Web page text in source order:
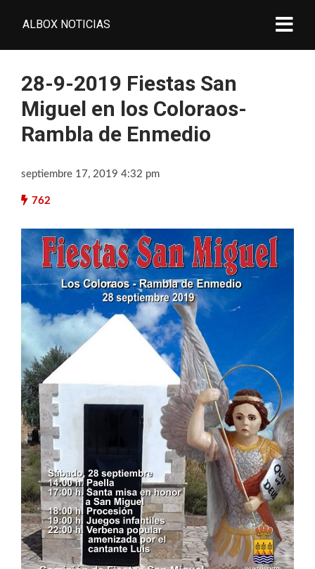
ALBOX NOTICIAS
28-9-2019 Fiestas San
Miguel en los Coloraos-
Rambla de Enmedio
septiembre 17, 2019 4:32 pm
762